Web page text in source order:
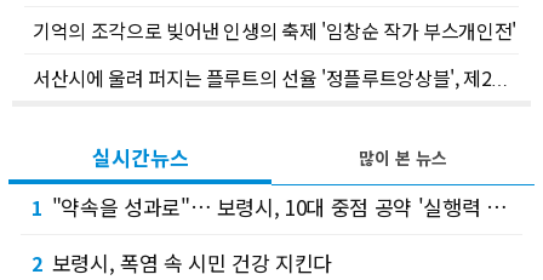
기억의 조각으로 빚어낸 인생의 축제 '임창순 작가 부스개인전'
서산시에 울려 퍼지는 플루트의 선율 '정플루트앙상블', 제21회 정기연주회
실시간뉴스
1 "약속을 성과로"… 보령시, 10대 중점 공약 '실행력 충전' 워크숍
2 보령시, 폭염 속 시민 건강 지킨다
많이 본 뉴스